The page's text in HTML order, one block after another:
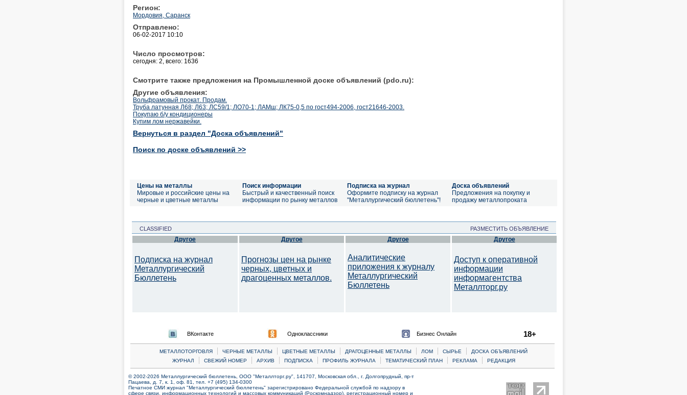
Регион:
Мордовия, Саранск
Отправлено:
06-02-2017 10:10
Число просмотров:
сегодня: 2, всего: 1636
Смотрите также предложения на Промышленной доске объявлений (pdo.ru):
Другие объявления:
Вольфрамовый прокат. Продам.
Труба латунная Л68; Л63; ЛС59/1; ЛО70-1; ЛАМш; ЛК75-0,5 по гост494-2006, гост21646-2003.
Покупаю б/у кондиционеры
Купим лом нержавейки.
Вернуться в раздел "Доска объявлений"
Поиск по доске объявлений >>
Цены на металлы
Мировые и российские цены на
черные и цветные металлы
Поиск информации
Быстрый и качественный поиск
информации по рынку металлов
Подписка на журнал
Оформите подписку на журнал
"Металлургический бюллетень"!
Доска объявлений
Предложения на покупку и
продажу металлопроката
CLASSIFIED РАЗМЕСТИТЬ ОБЪЯВЛЕНИЕ
Другое
Подписка на журнал
Металлургический
Бюллетень
Другое
Прогнозы цен на рынке
черных, цветных и
драгоценных металлов.
Другое
Аналитические
приложения к журналу
Металлургический
Бюллетень
Другое
Доступ к оперативной
информации
информагентства
Металлторг.ру
ВКонтакте Одноклассники Бизнес Онлайн 18+
МЕТАЛЛОТОРГОВЛЯ | ЧЕРНЫЕ МЕТАЛЛЫ | ЦВЕТНЫЕ МЕТАЛЛЫ | ДРАГОЦЕННЫЕ МЕТАЛЛЫ | ЛОМ | CЫРЬЕ |
ДОСКА ОБЪЯВЛЕНИЙ
ЖУРНАЛ
| СВЕЖИЙ НОМЕР | АРХИВ | ПОДПИСКА | ПРОФИЛЬ ЖУРНАЛА | ТЕМАТИЧЕСКИЙ ПЛАН | РЕКЛАМА | РЕДАКЦИЯ
© 2002-2026 Металлургический бюллетень, ООО "Металлторг.ру", 141707, Московская обл., г. Долгопрудный, пр-т
Пацаева, д. 7, к. 1, оф. 81, тел. +7 (495) 134-0300
Печатное СМИ журнал "Металлургический бюллетень" зарегистрировано Федеральной службой по надзору в
сфере связи, информационных технологий и массовых коммуникаций (Роскомнадзор), регистрационный номер и